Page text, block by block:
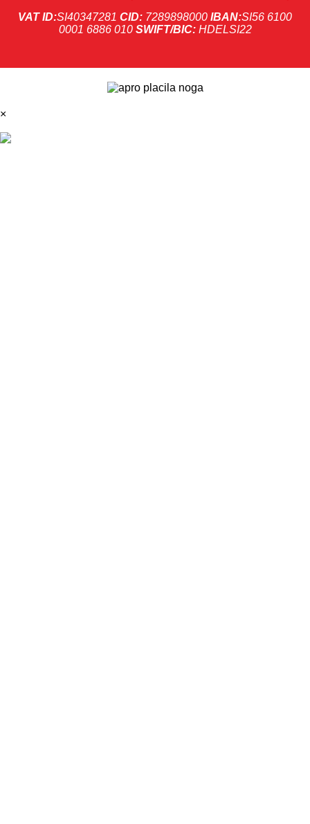
VAT ID:SI40347281 CID: 7289898000 IBAN:SI56 6100
0001 6886 010 SWIFT/BIC:HDELSI22
×